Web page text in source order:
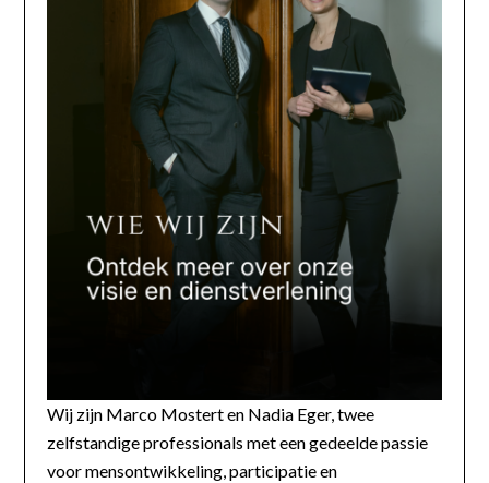
Wij zijn Marco Mostert en Nadia Eger, twee
zelfstandige professionals met een gedeelde passie
voor mensontwikkeling, participatie en